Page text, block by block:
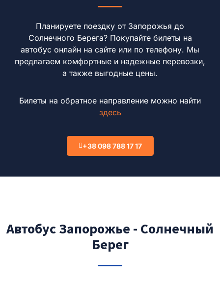
Планируете поездку от Запорожья до
Солнечного Берега? Покупайте билеты на
автобус онлайн на сайте или по телефону. Мы
предлагаем комфортные и надежные перевозки,
а также выгодные цены.
Билеты на обратное направление можно найти
здесь
+38 098 788 17 17
Автобус Запорожье - Солнечный
Берег